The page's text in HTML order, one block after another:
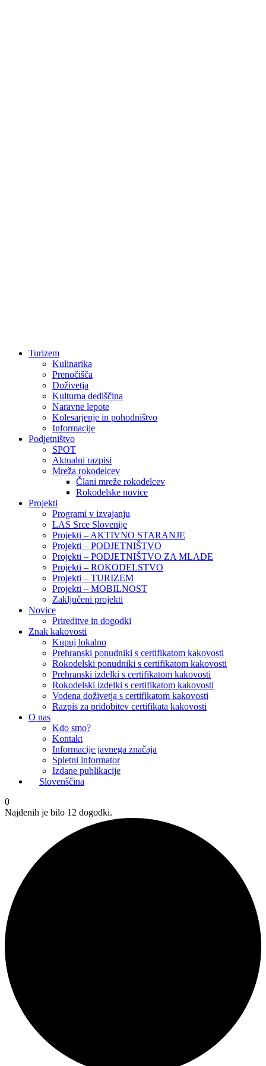
Turizem
Kulinarika
Prenočišča
Doživetja
Kulturna dediščina
Naravne lepote
Kolesarjenje in pohodništvo
Informacije
Podjetništvo
SPOT
Aktualni razpisi
Mreža rokodelcev
Člani mreže rokodelcev
Rokodelske novice
Projekti
Programi v izvajanju
LAS Srce Slovenije
Projekti – AKTIVNO STARANJE
Projekti – PODJETNIŠTVO
Projekti – PODJETNIŠTVO ZA MLADE
Projekti – ROKODELSTVO
Projekti – TURIZEM
Projekti – MOBILNOST
Zaključeni projekti
Novice
Prireditve in dogodki
Znak kakovosti
Kupuj lokalno
Prehranski ponudniki s certifikatom kakovosti
Rokodelski ponudniki s certifikatom kakovosti
Prehranski izdelki s certifikatom kakovosti
Rokodelski izdelki s certifikatom kakovosti
Vodena doživetja s certifikatom kakovosti
Razpis za pridobitev certifikata kakovosti
O nas
Kdo smo?
Kontakt
Informacije javnega značaja
Spletni informator
Izdane publikacije
Slovenščina
0
Najdenih je bilo 12 dogodki.